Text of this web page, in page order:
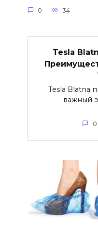
0 34
Tesla
Tesla Blatna
важный
0